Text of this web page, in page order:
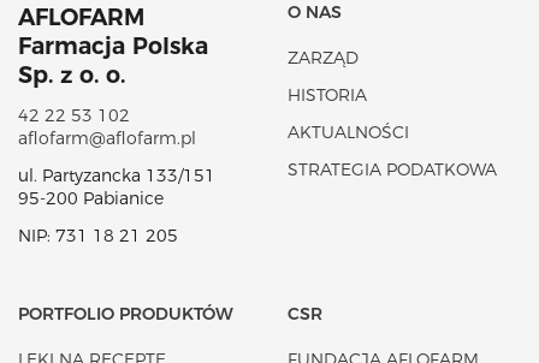
AFLOFARM
Farmacja Polska
Sp. z o. o.
42 22 53 102
aflofarm@aflofarm.pl
ul. Partyzancka 133/151
95-200 Pabianice
NIP: 731 18 21 205
O NAS
ZARZĄD
HISTORIA
AKTUALNOŚCI
STRATEGIA PODATKOWA
PORTFOLIO PRODUKTÓW CSR